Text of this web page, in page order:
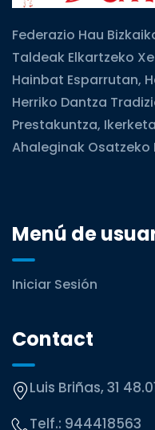
Federazio Hau
Taldeak Elkartzeko
Hainbat Esparrutan,
Herriko Dantza
Prestakuntza,
Ahaleginak Osatzeko
Menú de
Iniciar Sesión
Contact
Luis Briñas, 31
Telf.: 944418563